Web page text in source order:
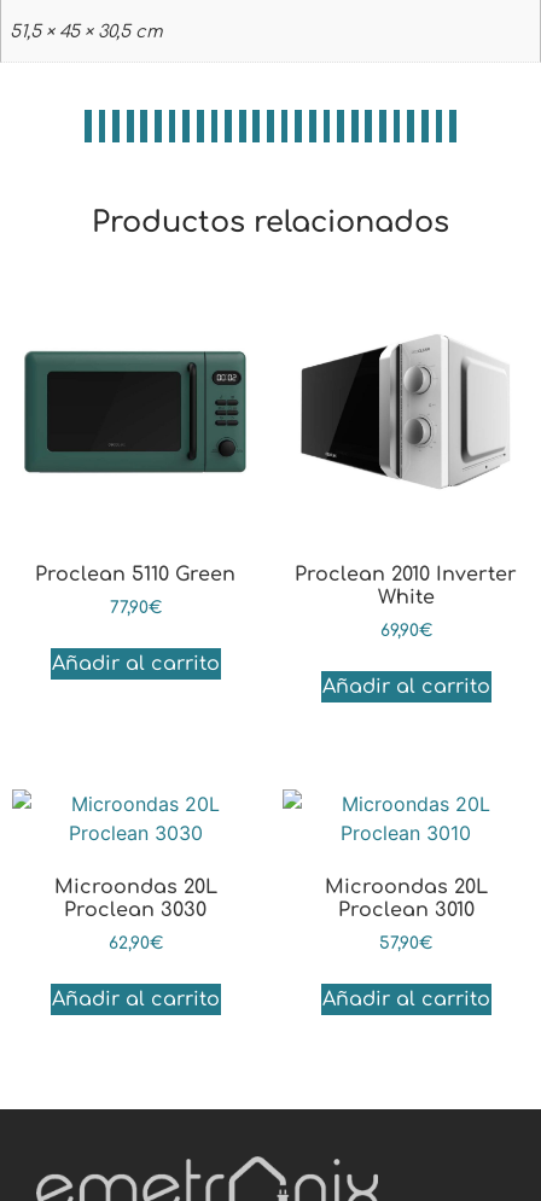
51,5 × 45 × 30,5 cm
Productos relacionados
Proclean 5110 Green
77,90€
Añadir al carrito
Proclean 2010 Inverter
White
69,90€
Añadir al carrito
Microondas 20L
Proclean 3030
62,90€
Añadir al carrito
Microondas 20L
Proclean 3010
57,90€
Añadir al carrito